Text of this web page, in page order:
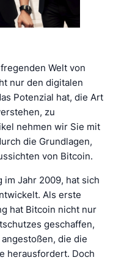
Welt von
nur den digitalen
Potenzial hat, die Art
zu
nehmen wir Sie mit
die Grundlagen,
von Bitcoin.
Jahr 2009, hat sich
Als erste
hat Bitcoin nicht nur
geschaffen,
die die
herausfordert. Doch